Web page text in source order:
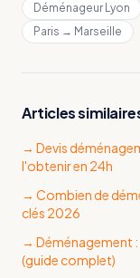
Déménageur Lyon
Paris → Marseille
Articles
→ Devis
l'obtenir en 24h
→ Combien de
clés 2026
→ Déménagement
(guide complet)